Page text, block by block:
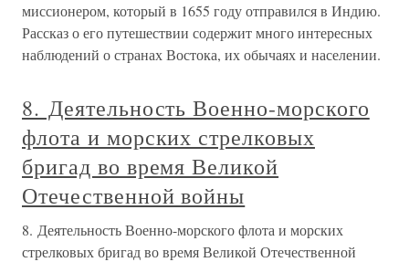
миссионером, который в 1655 году отправился в Индию.
Рассказ о его путешествии содержит много интересных
наблюдений о странах Востока, их обычаях и населении.
8. Деятельность Военно-морского
флота и морских стрелковых
бригад во время Великой
Отечественной войны
8. Деятельность Военно-морского флота и морских
стрелковых бригад во время Великой Отечественной